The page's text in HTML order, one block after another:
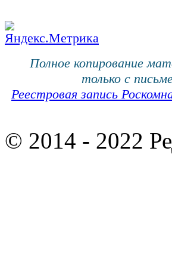
Полное копирование
только с
Реестровая запись
© 2014 - 2022